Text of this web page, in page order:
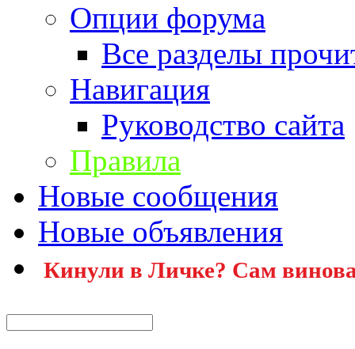
Опции форума
Все разделы
Навигация
Руководство сайта
Правила
Новые сообщения
Новые объявления
Кинули в Личке? Сам